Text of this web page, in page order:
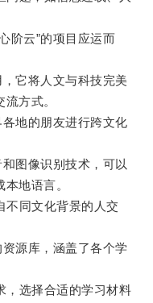
云”的项目应运而
它将人文与科技完美
方式。
地的朋友进行跨文化
图像识别技术，可以
地语言。
同文化背景的人交
源库，涵盖了各个学
选择合适的学习材料